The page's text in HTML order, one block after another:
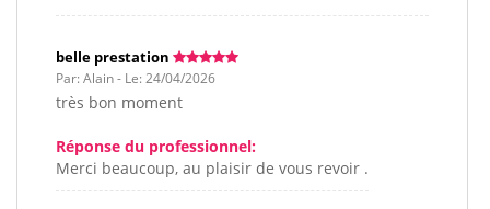
belle prestation
Par: Alain - Le: 24/04/2026
très bon moment
Réponse du professionnel:
Merci beaucoup, au plaisir de vous revoir .